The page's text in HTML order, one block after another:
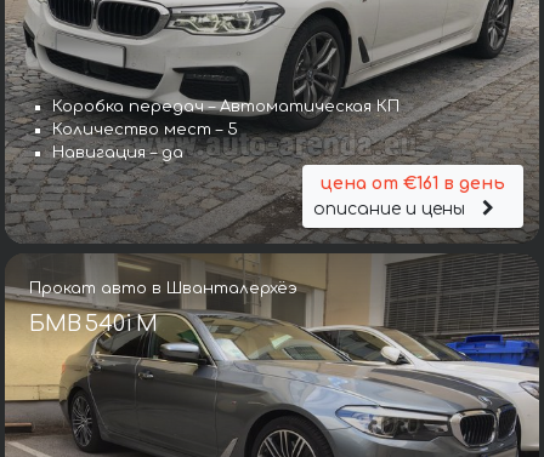
Коробка передач – Автоматическая КП
Количество мест – 5
Навигация – да
цена от €161 в день
описание и цены
Прокат авто в Шванталерхёэ
БМВ 540i M